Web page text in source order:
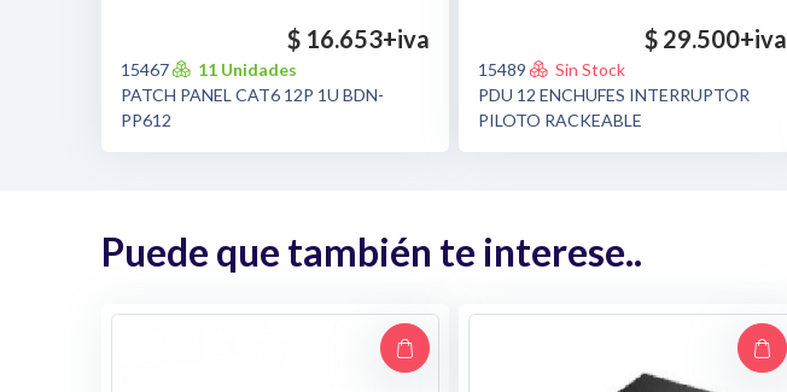
$ 16.653+iva
15467
11 Unidades
PATCH PANEL CAT6 12P 1U BDN-
PP612
$ 29.500+iva
15489
Sin Stock
PDU 12 ENCHUFES INTERRUPTOR
PILOTO RACKEABLE
Puede que también te interese..